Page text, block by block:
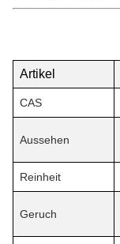
Artikel
CAS
Aussehen
Reinheit
Geruch